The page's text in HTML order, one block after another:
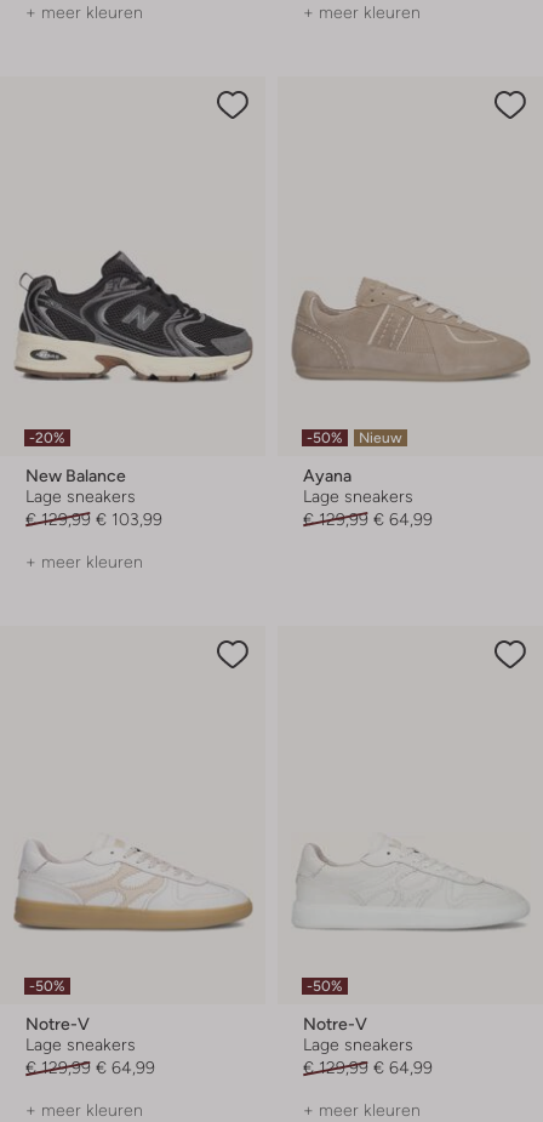
+ meer kleuren + meer kleuren
-20%
New Balance
Lage sneakers
€ 129,99 € 103,99
+ meer kleuren
-50% Nieuw
Ayana
Lage sneakers
€ 129,99 € 64,99
-50%
Notre-V
Lage sneakers
€ 129,99 € 64,99
+ meer kleuren
-50%
Notre-V
Lage sneakers
€ 129,99 € 64,99
+ meer kleuren